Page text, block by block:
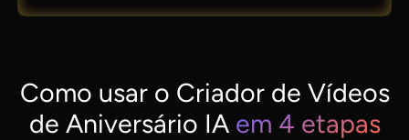
Como usar o Criador de Vídeos
de Aniversário IAem 4 etapas